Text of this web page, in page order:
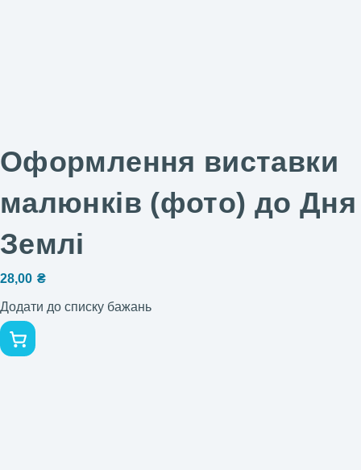
Оформлення виставки
малюнків (фото) до Дня
Землі
28,00 ₴
Додати до списку бажань